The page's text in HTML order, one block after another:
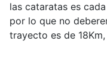
las cataratas es
por lo que no
trayecto es de